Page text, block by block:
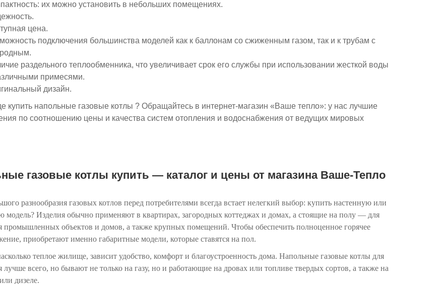
их можно установить в небольших помещениях.
цена.
подключения большинства моделей как к баллонам со сжиженным газом, так и к трубам с
раздельного теплообменника, что увеличивает срок его службы при использовании жесткой воды
примесями.
дизайн.
купить напольные газовые котлы ? Обращайтесь в интернет-магазин «Ваше тепло»: у нас лучшие
по соотношению цены и качества систем отопления и водоснабжения от ведущих мировых
газовые котлы купить — каталог и цены от магазина Ваше-Тепло
разнообразия газовых котлов перед потребителями всегда встает нелегкий выбор: купить настенную или
модель? Изделия обычно применяют в квартирах, загородных коттеджах и домах, а стоящие на полу — для
промышленных объектов и домов, а также крупных помещений. Чтобы обеспечить полноценное горячее
приобретают именно габаритные модели, которые ставятся на пол.
теплое жилище, зависит удобство, комфорт и благоустроенность дома. Напольные газовые котлы для
лучше всего, но бывают не только на газу, но и работающие на дровах или топливе твердых сортов, а также на
дизеле.